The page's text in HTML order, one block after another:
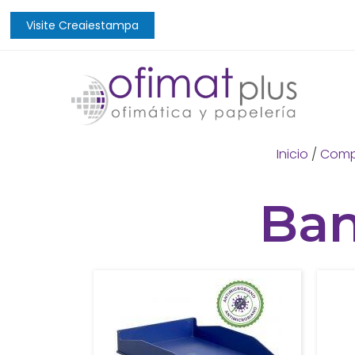
Visite Creaiestampa
Inicio /